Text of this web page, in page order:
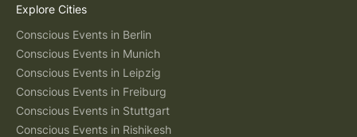
Explore Cities
Conscious Events in Berlin
Conscious Events in Munich
Conscious Events in Leipzig
Conscious Events in Freiburg
Conscious Events in Stuttgart
Conscious Events in Rishikesh